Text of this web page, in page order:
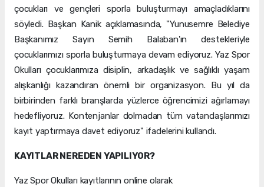
çocukları ve gençleri sporla buluşturmayı amaçladıklarını
söyledi. Başkan Kanik açıklamasında, "Yunusemre Belediye
Başkanımız Sayın Semih Balaban'ın destekleriyle
çocuklarımızı sporla buluşturmaya devam ediyoruz. Yaz Spor
Okulları çocuklarımıza disiplin, arkadaşlık ve sağlıklı yaşam
alışkanlığı kazandıran önemli bir organizasyon. Bu yıl da
birbirinden farklı branşlarda yüzlerce öğrencimizi ağırlamayı
hedefliyoruz. Kontenjanlar dolmadan tüm vatandaşlarımızı
kayıt yaptırmaya davet ediyoruz" ifadelerini kullandı.
KAYITLAR NEREDEN YAPILIYOR?
Yaz Spor Okulları kayıtlarının online olarak